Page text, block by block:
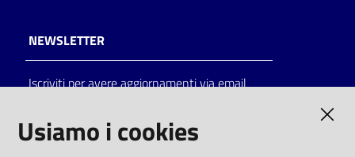
Catalogo
on line
NEWSLETTER
Iscriviti per avere aggiornamenti via email
Usiamo i cookies